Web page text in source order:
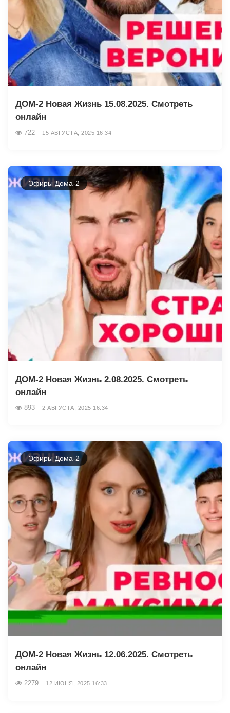
ДОМ-2 Новая Жизнь 15.08.2025. Смотреть
онлайн
722 15 АВГУСТА, 2025 16:34
Эфиры Дома-2
ДОМ-2 Новая Жизнь 2.08.2025. Смотреть
онлайн
893 2 АВГУСТА, 2025 16:34
Эфиры Дома-2
ДОМ-2 Новая Жизнь 12.06.2025. Смотреть
онлайн
2279 12 ИЮНЯ, 2025 16:33